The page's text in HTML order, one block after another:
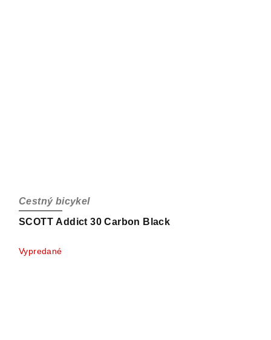
SCOTT Addict 30 Carbon Black
Cestný bicykel
Vypredané